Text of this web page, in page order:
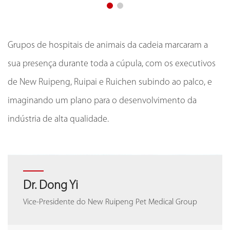
Grupos de hospitais de animais da cadeia marcaram a
sua presença durante toda a cúpula, com os executivos
de New Ruipeng, Ruipai e Ruichen subindo ao palco, e
imaginando um plano para o desenvolvimento da
indústria de alta qualidade.
Hu Wenqiang
Presidente rotativo do Hospital Veterinário da Cadeia
Dr. Dong Yi
Vice-Presidente do New Ruipeng Pet Medical Group
Hu Wenqiang
Presidente rotativo do Hospital Veterinário da Cadeia
Dr. Dong Yi
Vice-Presidente do New Ruipeng Pet Medical Group